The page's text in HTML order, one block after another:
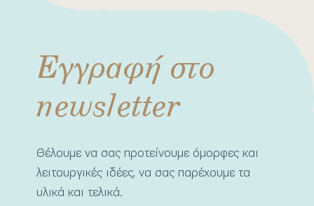
Εγγραφή στο
newsletter
Θέλουμε να σας προτείνουμε όμορφες και
λειτουργικές ιδέες, να σας παρέχουμε τα
υλικά και τελικά.